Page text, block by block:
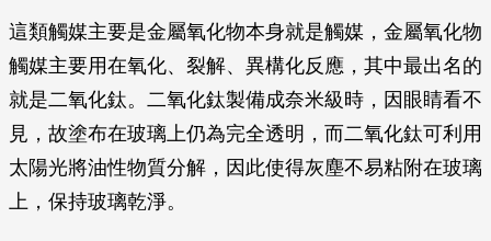
這類觸媒主要是金屬氧化物本身就是觸媒，金屬氧化物
觸媒主要用在氧化、裂解、異構化反應，其中最出名的
就是二氧化鈦。二氧化鈦製備成奈米級時，因眼睛看不
見，故塗布在玻璃上仍為完全透明，而二氧化鈦可利用
太陽光將油性物質分解，因此使得灰塵不易粘附在玻璃
上，保持玻璃乾淨。